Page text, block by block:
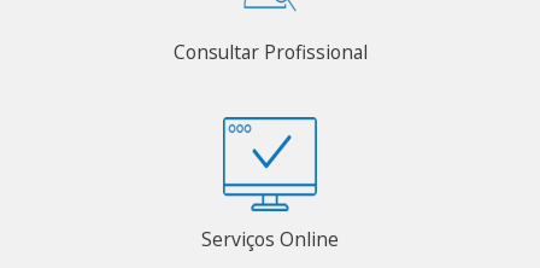
Consultar Profissional
Serviços Online